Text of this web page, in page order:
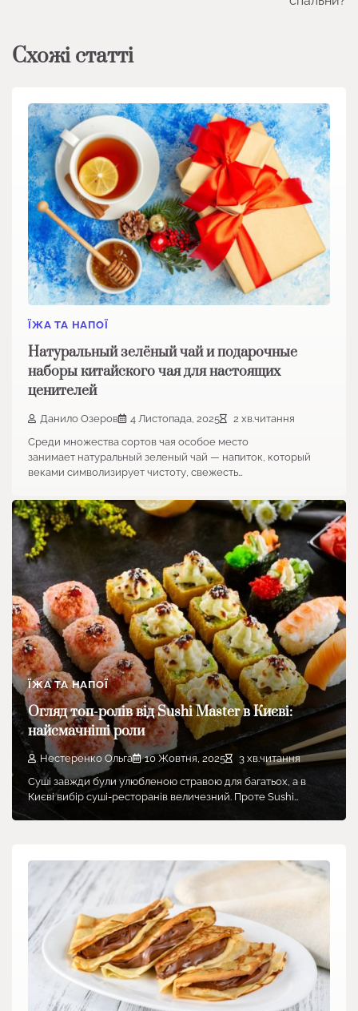
Схожі статті
ЇЖА ТА НАПОЇ
Натуральный зелёный чай и подарочные
наборы китайского чая для настоящих
ценителей
Данило Озеров 4 Листопада, 2025
2 хв.читання
Среди множества сортов чая особое место
занимает натуральный зеленый чай — напиток, который
веками символизирует чистоту, свежесть…
ЇЖА ТА НАПОЇ
Огляд топ-ролів від Sushi Master в Києві:
найсмачніші роли
Нестеренко Ольга 10 Жовтня, 2025
3 хв.читання
Суші завжди були улюбленою стравою для багатьох, а в
Києві вибір суші-ресторанів величезний. Проте Sushi…